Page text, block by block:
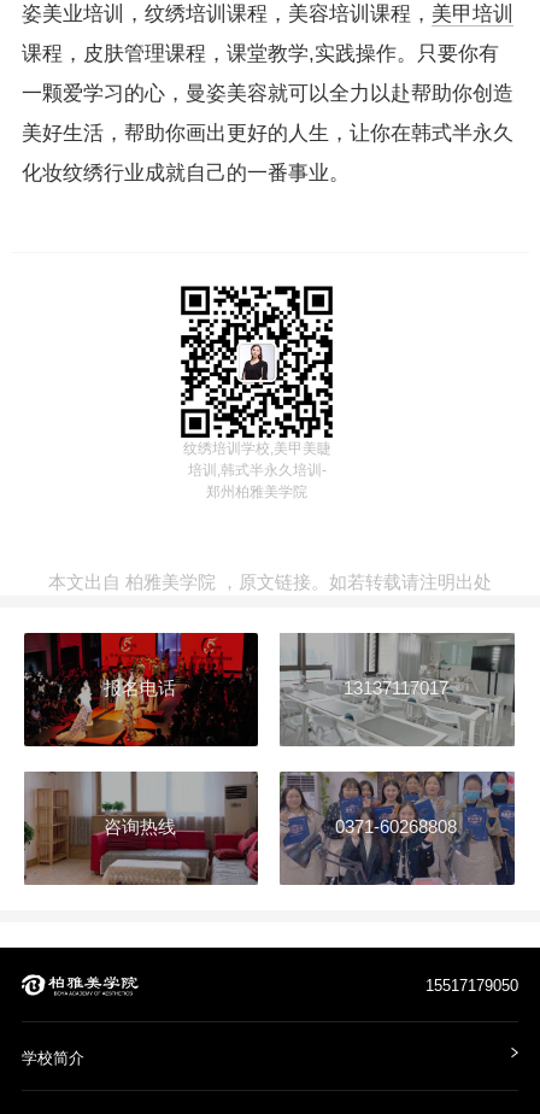
姿美业培训，纹绣培训课程，美容培训课程， 美甲培训
课程，皮肤管理课程，课堂教学,实践操作。只要你有
一颗爱学习的心，曼姿美容就可以全力以赴帮助你创造
美好生活，帮助你画出更好的人生，让你在韩式半永久
化妆纹绣行业成就自己的一番事业。
纹绣培训学校,美甲美睫
培训,韩式半永久培训-
郑州柏雅美学院
本文出自 柏雅美学院 ， 原文链接。如若转载请注明出处
报名电话 13137117017
咨询热线 0371-60268808
15517179050
学校简介